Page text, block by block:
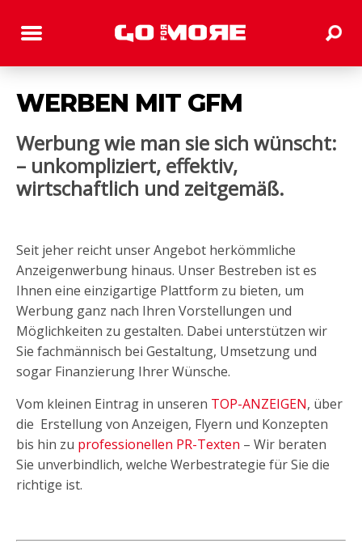
WERBEN MIT GFM
Werbung wie man sie sich wünscht:
– unkompliziert, effektiv,
wirtschaftlich und zeitgemäß.
Seit jeher reicht unser Angebot herkömmliche
Anzeigenwerbung hinaus. Unser Bestreben ist es
Ihnen eine einzigartige Plattform zu bieten, um
Werbung ganz nach Ihren Vorstellungen und
Möglichkeiten zu gestalten. Dabei unterstützen wir
Sie fachmännisch bei Gestaltung, Umsetzung und
sogar Finanzierung Ihrer Wünsche.
Vom kleinen Eintrag in unseren TOP-ANZEIGEN, über
die Erstellung von Anzeigen, Flyern und Konzepten
bis hin zu professionellen PR-Texten – Wir beraten
Sie unverbindlich, welche Werbestrategie für Sie die
richtige ist.